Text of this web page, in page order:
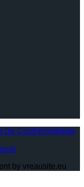
De Confidențialitate
by vreausite.eu